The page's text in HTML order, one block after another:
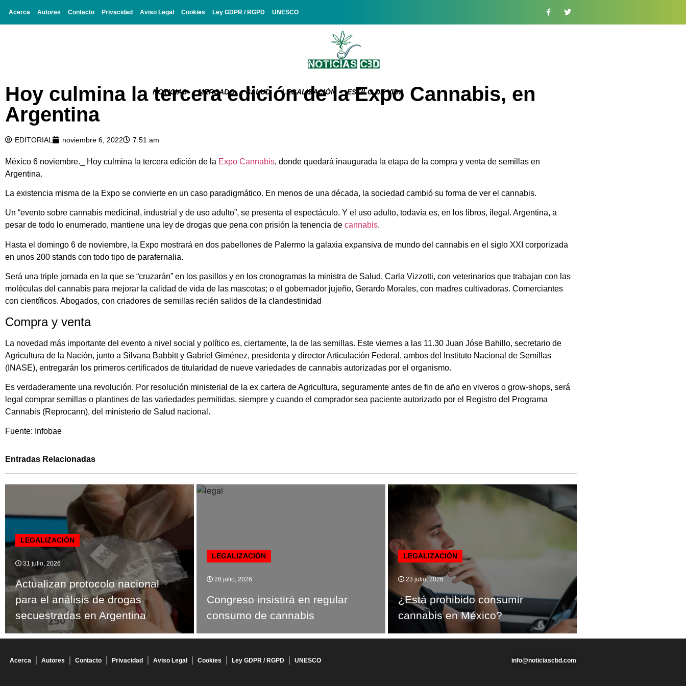
Acerca Autores Contacto Privacidad Aviso Legal Cookies Ley GDPR / RGPD UNESCO
NOTICIAS MERCADO SALUD LEGALIZACIÓN ESTILO DE VIDA
Hoy culmina la tercera edición de la Expo Cannabis, en
Argentina
EDITORIAL noviembre 6, 2022 7:51 am
México 6 noviembre._ Hoy culmina la tercera edición de la Expo Cannabis, donde quedará inaugurada la etapa de la compra y venta de semillas en
Argentina.
La existencia misma de la Expo se convierte en un caso paradigmático. En menos de una década, la sociedad cambió su forma de ver el cannabis.
Un “evento sobre cannabis medicinal, industrial y de uso adulto”, se presenta el espectáculo. Y el uso adulto, todavía es, en los libros, ilegal. Argentina, a
pesar de todo lo enumerado, mantiene una ley de drogas que pena con prisión la tenencia de cannabis.
Hasta el domingo 6 de noviembre, la Expo mostrará en dos pabellones de Palermo la galaxia expansiva de mundo del cannabis en el siglo XXI corporizada
en unos 200 stands con todo tipo de parafernalia.
Será una triple jornada en la que se “cruzarán” en los pasillos y en los cronogramas la ministra de Salud, Carla Vizzotti, con veterinarios que trabajan con las
moléculas del cannabis para mejorar la calidad de vida de las mascotas; o el gobernador jujeño, Gerardo Morales, con madres cultivadoras. Comerciantes
con científicos. Abogados, con criadores de semillas recién salidos de la clandestinidad
Compra y venta
La novedad más importante del evento a nivel social y político es, ciertamente, la de las semillas. Este viernes a las 11.30 Juan Jóse Bahillo, secretario de
Agricultura de la Nación, junto a Silvana Babbitt y Gabriel Giménez, presidenta y director Articulación Federal, ambos del Instituto Nacional de Semillas
(INASE), entregarán los primeros certificados de titularidad de nueve variedades de cannabis autorizadas por el organismo.
Es verdaderamente una revolución. Por resolución ministerial de la ex cartera de Agricultura, seguramente antes de fin de año en viveros o grow-shops, será
legal comprar semillas o plantines de las variedades permitidas, siempre y cuando el comprador sea paciente autorizado por el Registro del Programa
Cannabis (Reprocann), del ministerio de Salud nacional.
Fuente: Infobae
Entradas Relacionadas
LEGALIZACIÓN
31 julio, 2026
Actualizan protocolo nacional
para el análisis de drogas
secuestradas en Argentina
LEGALIZACIÓN
28 julio, 2026
Congreso insistirá en regular
consumo de cannabis
LEGALIZACIÓN
23 julio, 2026
¿Está prohibido consumir
cannabis en México?
Acerca Autores Contacto Privacidad Aviso Legal Cookies Ley GDPR / RGPD UNESCO info@noticiascbd.com